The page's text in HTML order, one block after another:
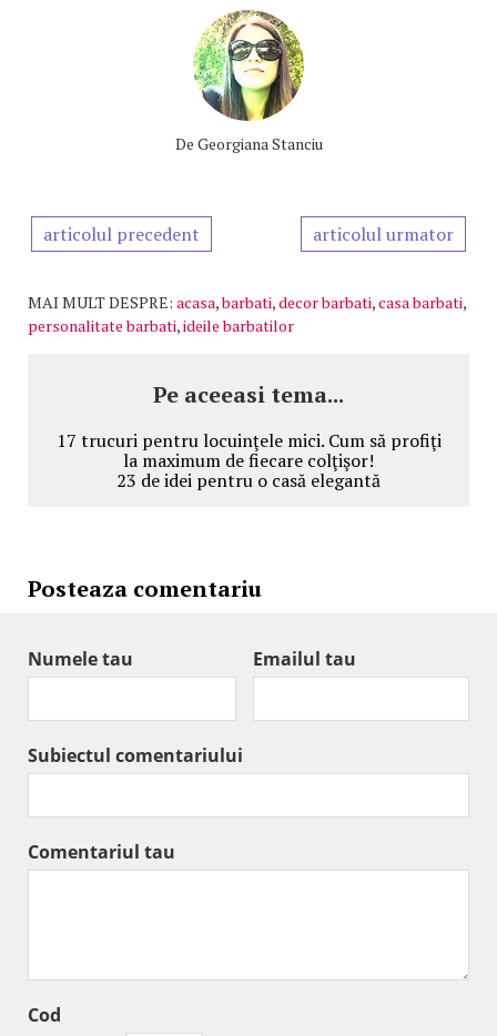
De Georgiana Stanciu
articolul precedent articolul urmator
MAI MULT DESPRE: acasa,barbati,decor barbati,casa barbati,
personalitate barbati,ideile barbatilor
Pe aceeasi tema...
17 trucuri pentru locuinţele mici. Cum să profiţi
la maximum de fiecare colţişor!
23 de idei pentru o casă elegantă
Posteaza comentariu
Numele tau Emailul tau
Subiectul comentariului
Comentariul tau
Cod